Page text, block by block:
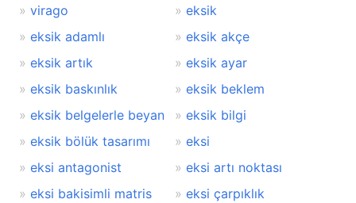
virago
eksik
eksik adamlı
eksik akçe
eksik artık
eksik ayar
eksik baskınlık
eksik beklem
eksik belgelerle beyan
eksik bilgi
eksik bölük tasarımı
eksi
eksi antagonist
eksi artı noktası
eksi bakisimli matris
eksi çarpıklık